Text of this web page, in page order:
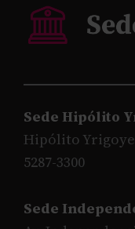
Sede Hipólito
Hipólito
5287-3300
Sede